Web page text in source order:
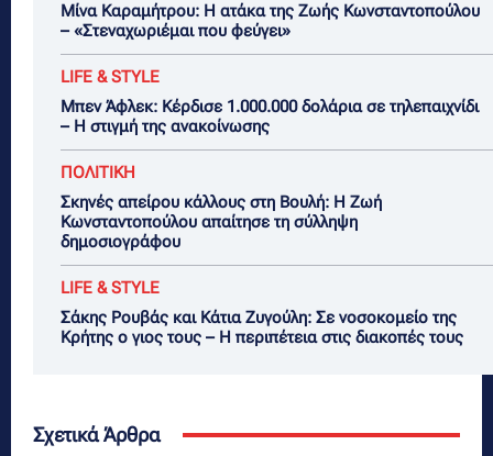
Μίνα Καραμήτρου: Η ατάκα της Ζωής Κωνσταντοπούλου
– «Στεναχωριέμαι που φεύγει»
LIFE & STYLE
Μπεν Άφλεκ: Κέρδισε 1.000.000 δολάρια σε τηλεπαιχνίδι
– Η στιγμή της ανακοίνωσης
ΠΟΛΙΤΙΚΗ
Σκηνές απείρου κάλλους στη Βουλή: Η Ζωή
Κωνσταντοπούλου απαίτησε τη σύλληψη
δημοσιογράφου
LIFE & STYLE
Σάκης Ρουβάς και Κάτια Ζυγούλη: Σε νοσοκομείο της
Κρήτης ο γιος τους – Η περιπέτεια στις διακοπές τους
Σχετικά Άρθρα